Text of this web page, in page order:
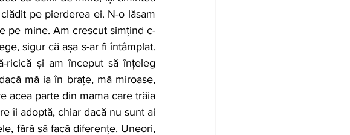
pe pierderea ei. N-o lăsam
pe mine. Am crescut simțind c-
sigur că așa s-ar fi întâmplat.
ricică și am început să înțeleg
mă ia în brațe, mă miroase,
acea parte din mama care trăia
îi adoptă, chiar dacă nu sunt ai
fără să facă diferențe. Uneori,